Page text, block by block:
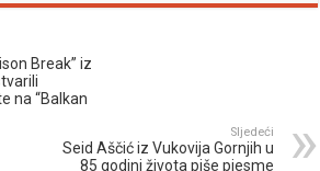
Break” iz
na “Balkan
Sljedeći
Seid Aščić iz Vukovija Gornjih u
85 godini života piše pjesme